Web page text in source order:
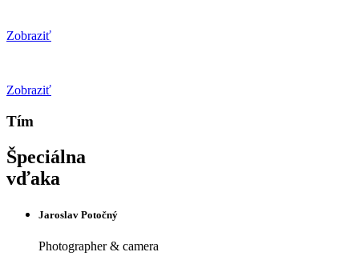
Zobraziť
Zobraziť
Tím
Špeciálna
vďaka
Jaroslav Potočný
Photographer & camera